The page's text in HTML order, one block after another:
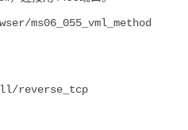
ms06_055_vml_method
reverse_tcp